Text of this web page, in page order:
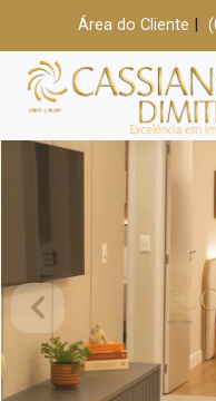
Área do Cliente